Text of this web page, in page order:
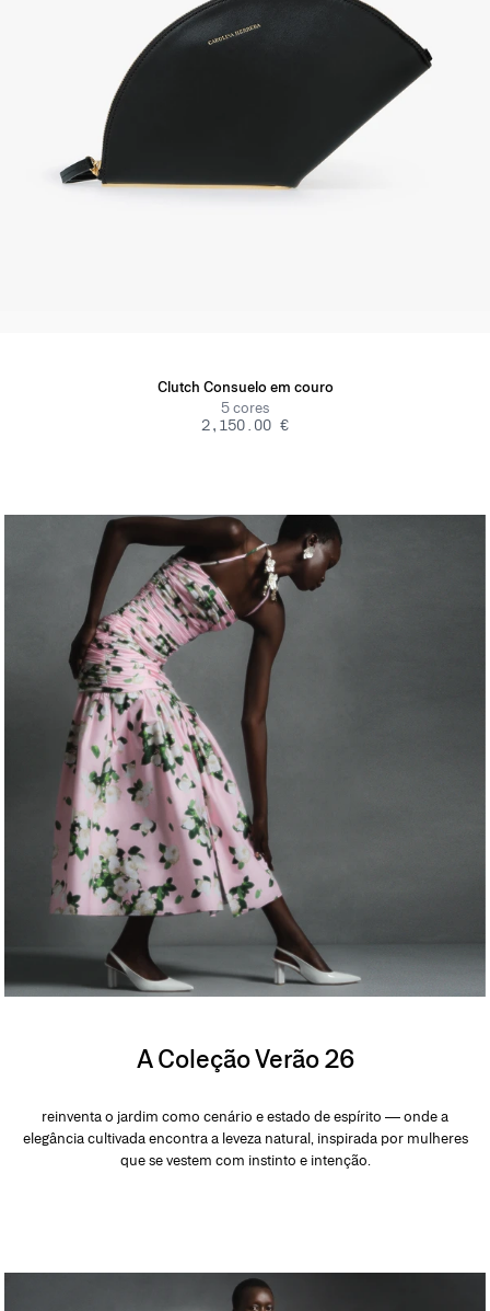
Clutch Consuelo em couro
5cores
‌2,150.00 €
A Coleção Verão 26
reinventa o jardim como cenário e estado de espírito — onde a
elegância cultivada encontra a leveza natural, inspirada por mulheres
que se vestem com instinto e intenção.